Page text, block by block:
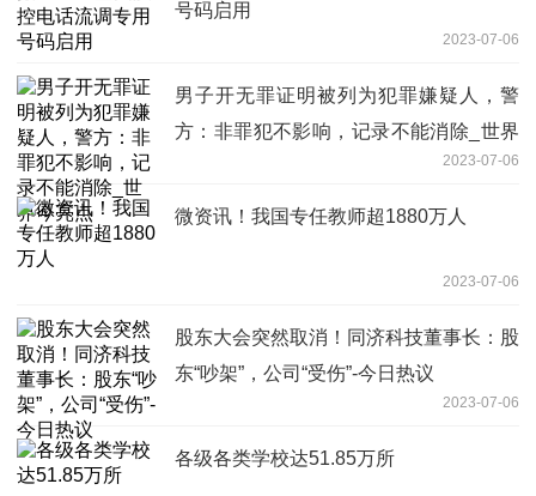
号码启用
2023-07-06
男子开无罪证明被列为犯罪嫌疑人，警
方：非罪犯不影响，记录不能消除_世界
2023-07-06
微资讯！我国专任教师超1880万人
2023-07-06
股东大会突然取消！同济科技董事长：股
东“吵架”，公司“受伤”-今日热议
2023-07-06
各级各类学校达51.85万所